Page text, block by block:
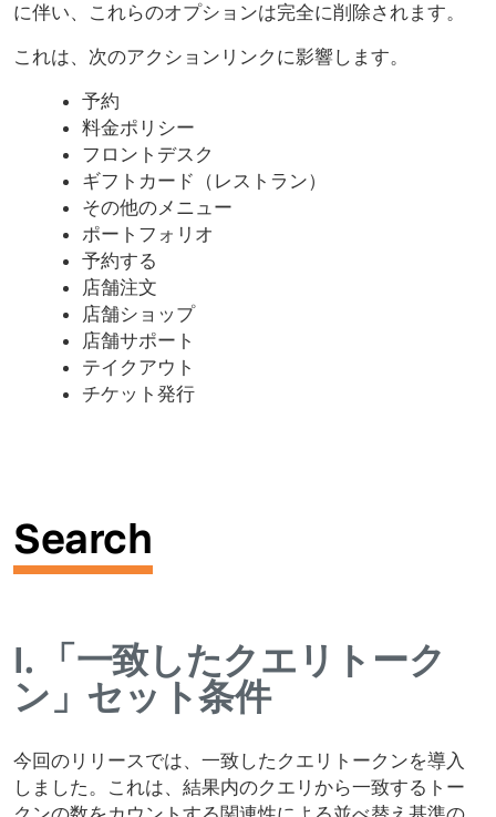
に伴い、これらのオプションは完全に削除されます。
これは、次のアクションリンクに影響します。
予約
料金ポリシー
フロントデスク
ギフトカード（レストラン）
その他のメニュー
ポートフォリオ
予約する
店舗注文
店舗ショップ
店舗サポート
テイクアウト
チケット発行
Search
I. 「一致したクエリトーク
ン」セット条件
今回のリリースでは、一致したクエリトークンを導入
しました。これは、結果内のクエリから一致するトー